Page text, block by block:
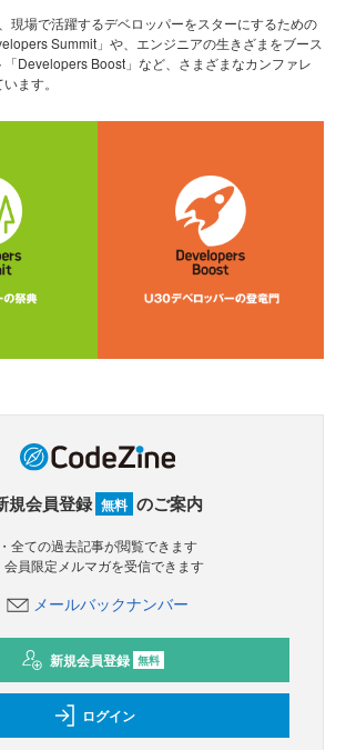
現場で活躍するデベロッパーをスターにするための
Summit」や、エンジニアの生きざまをブース
「Developers Boost」など、さまざまなカンファレ
ます。
規会員登録 無料 のご案内
・全ての過去記事が閲覧できます
会員限定メルマガを受信できます
メールバックナンバー
新規会員登録 無料
ログイン